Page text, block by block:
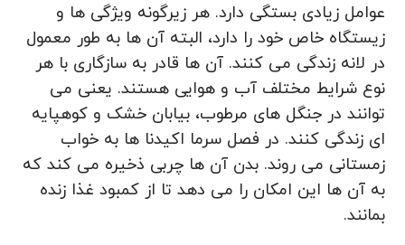
عوامل زیادی بستگی دارد. هر زیرگونه ویژگی ها و
زیستگاه خاص خود را دارد، البته آن ها به طور معمول
در لانه زندگی می کنند. آن ها قادر به سازگاری با هر
نوع شرایط مختلف آب و هوایی هستند. یعنی می
توانند در جنگل های مرطوب، بیابان خشک و کوهپایه
ای زندگی کنند. در فصل سرما اکیدنا ها به خواب
زمستانی می روند. بدن آن ها چربی ذخیره می کند که
به آن ها این امکان را می دهد تا از کمبود غذا زنده
بمانند.